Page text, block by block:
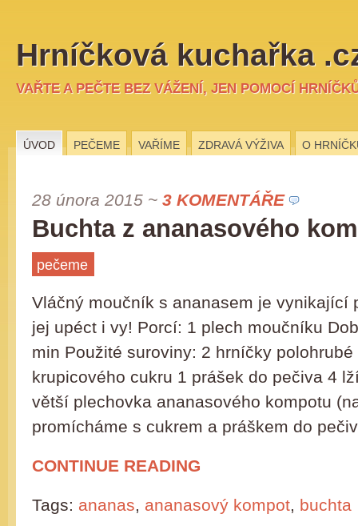
Hrníčková kuchařka
VAŘTE A PEČTE BEZ VÁŽENÍ, JEN POMOCÍ
ÚVOD PEČEME VAŘÍME ZDRAVÁ VÝŽIVA O
28 února 2015 ~ 3 KOMENTÁŘE
Buchta z ananasového
pečeme
Vláčný moučník s ananasem je vynikající
jej upéct i vy! Porcí: 1 plech moučníku
min Použité suroviny: 2 hrníčky
krupicového cukru 1 prášek do pečiva 4
větší plechovka ananasového kompotu
promícháme s cukrem a práškem do
CONTINUE READING
Tags: ananas, ananasový kompot, buchta